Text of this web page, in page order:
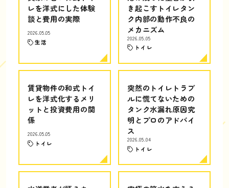
レを洋式にした体験
談と費用の実際
2026.05.05
生活
き起こすトイレタン
ク内部の動作不良の
メカニズム
2026.05.05
トイレ
賃貸物件の和式トイ
レを洋式化するメリ
ットと投資費用の関
係
2026.05.05
トイレ
突然のトイレトラブ
ルに慌てないための
タンク水漏れ原因究
明とプロのアドバイ
ス
2026.05.04
トイレ